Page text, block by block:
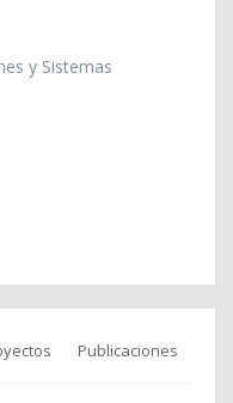
y Sistemas
Publicaciones